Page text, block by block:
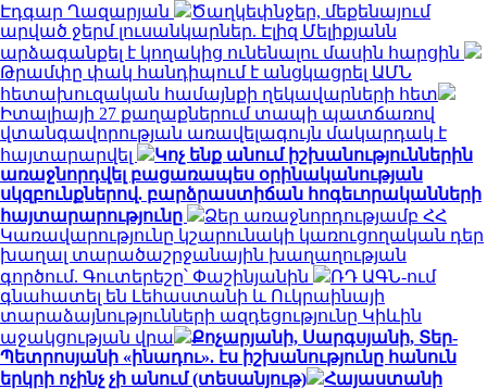
Էդգար Ղազարյան
Ծաղկեփնջեր, մեքենայում
արված ջերմ լուսանկարներ. Էլիզ Մելիքյանն
արձագանքել է կողակից ունենալու մասին հարցին
Թրամփը փակ հանդիպում է անցկացրել ԱՄՆ
հետախուզական համայնքի ղեկավարների հետ
Իտալիայի 27 քաղաքներում տապի պատճառով
վտանգավորության առավելագույն մակարդակ է
հայտարարվել
Կոչ ենք անում իշխանություններին
առաջնորդվել բացառապես օրինականության
սկզբունքներով. բարձրաստիճան հոգեւորականների
հայտարարությունը
Ձեր առաջնորդությամբ ՀՀ
Կառավարությունը կշարունակի կառուցողական դեր
խաղալ տարածաշրջանային խաղաղության
գործում. Գուտերեշը՝ Փաշինյանին
ՌԴ ԱԳՆ-ում
գնահատել են Լեհաստանի և Ուկրաինայի
տարաձայնությունների ազդեցությունը Կիևին
աջակցության վրա
Քոչարյանի, Սարգսյանի, Տեր-
Պետրոսյանի «ինադու». էս իշխանությունը հանուն
երկրի ոչինչ չի անում (տեսանյութ)
Հայաստանի